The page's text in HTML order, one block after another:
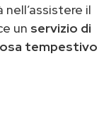
il
un servizio di
tempestivo